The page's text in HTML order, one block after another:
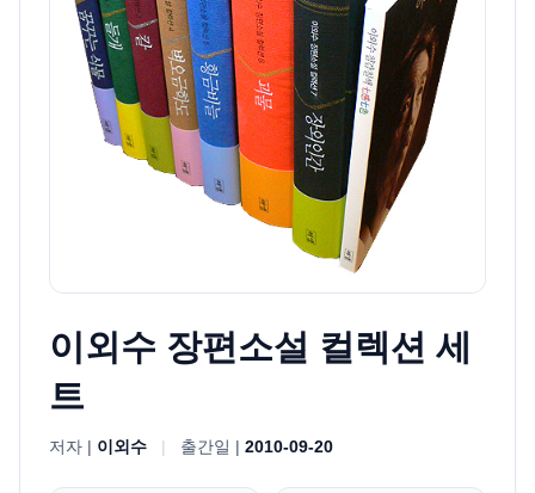
이외수 장편소설 컬렉션 세
트
저자 | 이외수 | 출간일 | 2010-09-20